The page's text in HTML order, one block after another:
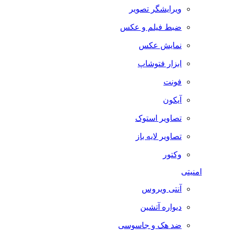
ویرایشگر تصویر
ضبط فيلم و عكس
نمایش عکس
ابزار فتوشاپ
فونت
آیکون
تصاویر استوک
تصاویر لایه باز
وکتور
امنیتی
آنتی ویروس
دیواره آتشین
ضد هک و جاسوسی